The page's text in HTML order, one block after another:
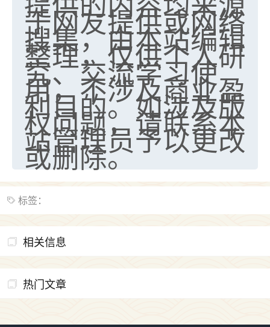
于网友提供或网络
搜集，由本站编辑
整理，仅供个人研
究、交流学习使
用，不涉及商业盈
利目的。如涉及版
权问题，请联系本
站管理员予以更改
或删除。
标签：
相关信息
热门文章